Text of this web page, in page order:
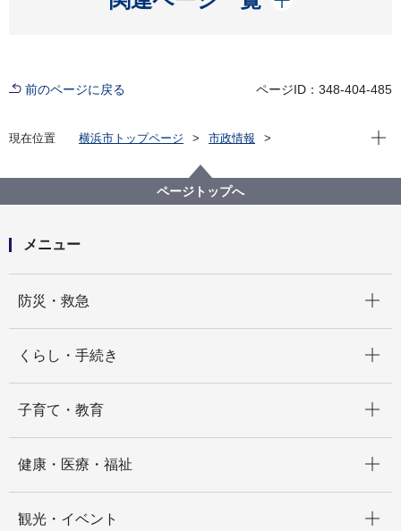
前のページに戻る ページID：348-404-485
現在位置 横浜市トップページ
市政情報
イラストたっぷり！遊んで学べる！ 子ども向け「防災
ブック～地震が起きた時どうなる？～」を作成しまし
現在
ページトップへ
メニュー
防災・救急
くらし・手続き
子育て・教育
健康・医療・福祉
観光・イベント